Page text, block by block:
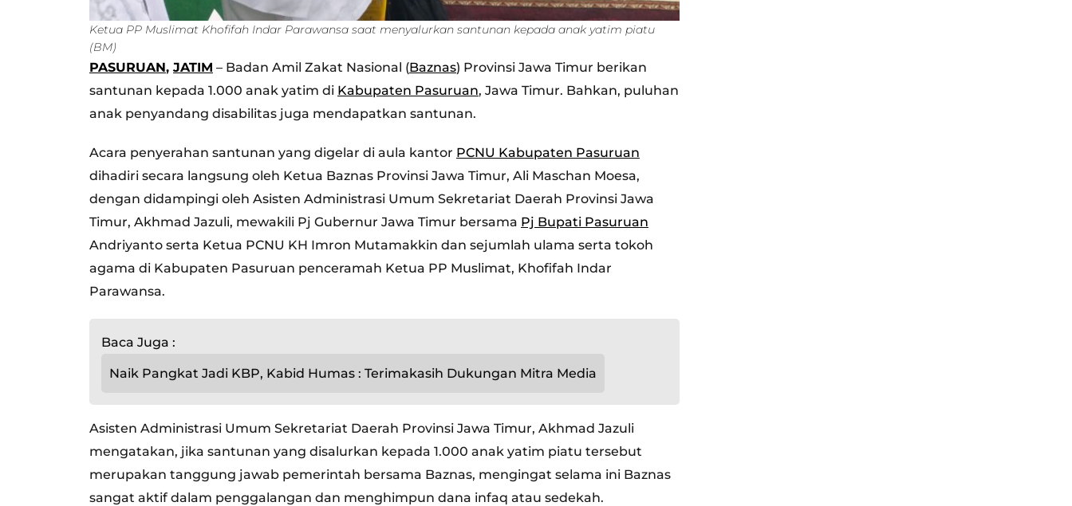
Ketua PP Muslimat Khofifah Indar Parawansa saat menyalurkan santunan kepada anak yatim piatu
(BM)
PASURUAN, JATIM – Badan Amil Zakat Nasional (Baznas) Provinsi Jawa Timur berikan
santunan kepada 1.000 anak yatim di Kabupaten Pasuruan, Jawa Timur. Bahkan, puluhan
anak penyandang disabilitas juga mendapatkan santunan.
Acara penyerahan santunan yang digelar di aula kantor PCNU Kabupaten Pasuruan
dihadiri secara langsung oleh Ketua Baznas Provinsi Jawa Timur, Ali Maschan Moesa,
dengan didampingi oleh Asisten Administrasi Umum Sekretariat Daerah Provinsi Jawa
Timur, Akhmad Jazuli, mewakili Pj Gubernur Jawa Timur bersama Pj Bupati Pasuruan
Andriyanto serta Ketua PCNU KH Imron Mutamakkin dan sejumlah ulama serta tokoh
agama di Kabupaten Pasuruan penceramah Ketua PP Muslimat, Khofifah Indar
Parawansa.
Baca Juga :
Naik Pangkat Jadi KBP, Kabid Humas : Terimakasih Dukungan Mitra Media
Asisten Administrasi Umum Sekretariat Daerah Provinsi Jawa Timur, Akhmad Jazuli
mengatakan, jika santunan yang disalurkan kepada 1.000 anak yatim piatu tersebut
merupakan tanggung jawab pemerintah bersama Baznas, mengingat selama ini Baznas
sangat aktif dalam penggalangan dan menghimpun dana infaq atau sedekah.